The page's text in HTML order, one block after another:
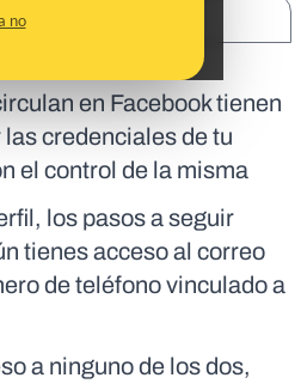
no
en Facebook tienen
credenciales de tu
el control de la misma
los pasos a seguir
tienes acceso al correo
de teléfono vinculado a
a ninguno de los dos,